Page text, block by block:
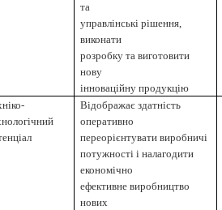
та
управлінські рішення,
виконати
розробку та виготовити
нову
інноваційну продукцію
Відображає здатність
оперативно
переорієнтувати виробничі
потужності і налагодити
економічно
ефективне виробництво
нових